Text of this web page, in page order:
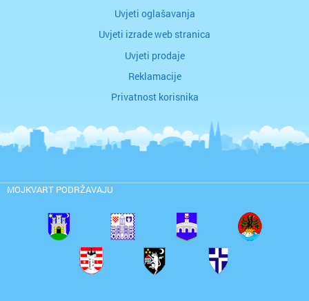
Uvjeti oglašavanja
Uvjeti izrade web stranica
Uvjeti prodaje
Reklamacije
Privatnost korisnika
MOJKVART PODRŽAVAJU